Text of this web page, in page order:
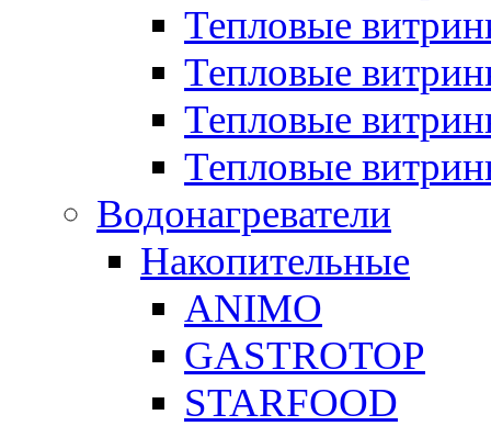
Тепловые
Тепловые
Тепловые
Тепловые
Водонагреватели
Накопительные
ANIMO
GASTROTOP
STARFOOD